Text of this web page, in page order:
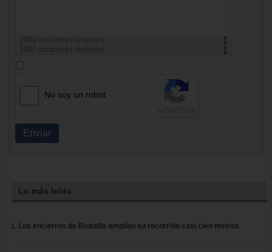
caracteres restantes
caracteres restantes
No soy un robot
Enviar
Lo más leído
Los encierros de Boadilla amplían su recorrido casi cien metros